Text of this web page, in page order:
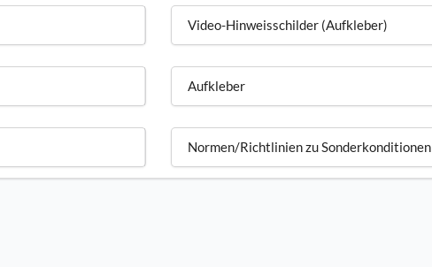
Video-Hinweisschilder (Aufkleber)
Aufkleber
Normen/Richtlinien zu Sonderkonditionen